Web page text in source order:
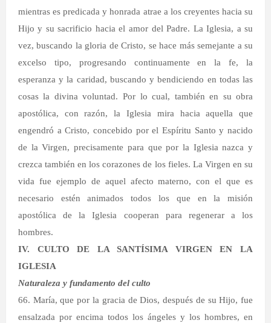
mientras es predicada y honrada atrae a los creyentes hacia su
Hijo y su sacrificio hacia el amor del Padre. La Iglesia, a su
vez, buscando la gloria de Cristo, se hace más semejante a su
excelso tipo, progresando continuamente en la fe, la
esperanza y la caridad, buscando y bendiciendo en todas las
cosas la divina voluntad. Por lo cual, también en su obra
apostólica, con razón, la Iglesia mira hacia aquella que
engendró a Cristo, concebido por el Espíritu Santo y nacido
de la Virgen, precisamente para que por la Iglesia nazca y
crezca también en los corazones de los fieles. La Virgen en su
vida fue ejemplo de aquel afecto materno, con el que es
necesario estén animados todos los que en la misión
apostólica de la Iglesia cooperan para regenerar a los
hombres.
IV. CULTO DE LA SANTÍSIMA VIRGEN EN LA
IGLESIA
Naturaleza y fundamento del culto
66. María, que por la gracia de Dios, después de su Hijo, fue
ensalzada por encima todos los ángeles y los hombres, en